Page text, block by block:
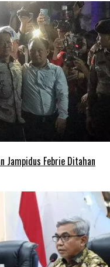
Jampidus Febrie Ditahan